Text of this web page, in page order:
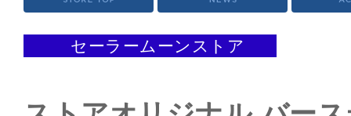
セーラームーンストア